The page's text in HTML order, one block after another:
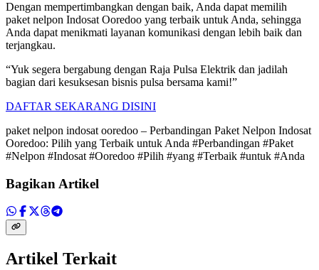
Dengan mempertimbangkan dengan baik, Anda dapat memilih
paket nelpon Indosat Ooredoo yang terbaik untuk Anda, sehingga
Anda dapat menikmati layanan komunikasi dengan lebih baik dan
terjangkau.
“Yuk segera bergabung dengan Raja Pulsa Elektrik dan jadilah
bagian dari kesuksesan bisnis pulsa bersama kami!”
DAFTAR SEKARANG DISINI
paket nelpon indosat ooredoo – Perbandingan Paket Nelpon Indosat
Ooredoo: Pilih yang Terbaik untuk Anda #Perbandingan #Paket
#Nelpon #Indosat #Ooredoo #Pilih #yang #Terbaik #untuk #Anda
Bagikan Artikel
Artikel Terkait